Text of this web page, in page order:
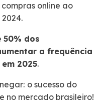
online ao
50% dos
a frequência
2025.
o sucesso do
no mercado brasileiro!